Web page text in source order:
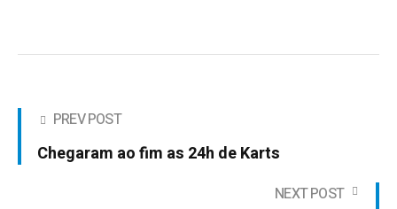
PREV POST
Chegaram ao fim as 24h de Karts
NEXT POST